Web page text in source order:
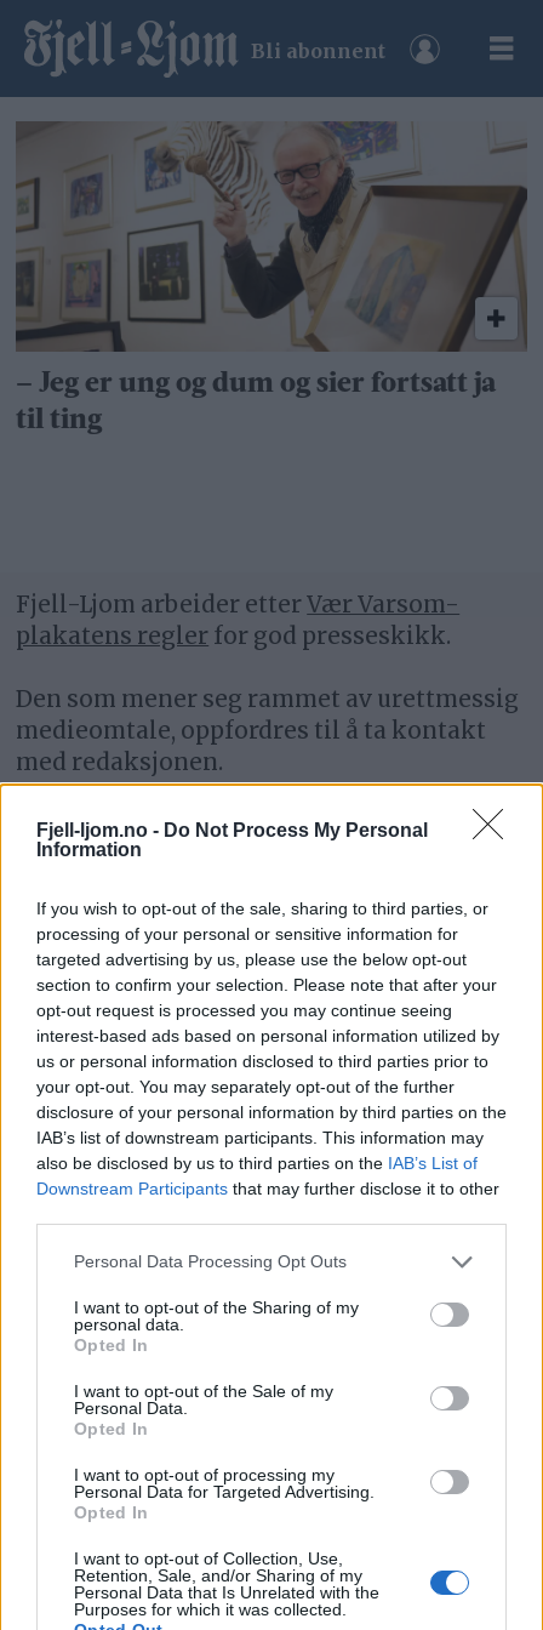
Fjell-ljom.no - Do Not Process My Personal
Information
If you wish to opt-out of the sale, sharing to third parties, or
processing of your personal or sensitive information for
targeted advertising by us, please use the below opt-out
section to confirm your selection. Please note that after your
opt-out request is processed you may continue seeing
interest-based ads based on personal information utilized by
us or personal information disclosed to third parties prior to
your opt-out. You may separately opt-out of the further
disclosure of your personal information by third parties on the
IAB’s list of downstream participants. This information may
also be disclosed by us to third parties on the IAB’s List of
Downstream Participants that may further disclose it to other
Personal Data Processing Opt Outs
I want to opt-out of the Sharing of my
personal data.
Opted In
I want to opt-out of the Sale of my
Personal Data.
Opted In
I want to opt-out of processing my
Personal Data for Targeted Advertising.
Opted In
I want to opt-out of Collection, Use,
Retention, Sale, and/or Sharing of my
Personal Data that Is Unrelated with the
Purposes for which it was collected.
Bli abonnent
Tag:
nikolaj
torgersen
– Jeg er ung og dum og sier fortsatt ja
til ting
Fjell-Ljom arbeider etterVær Varsom-
plakatens regler for god presseskikk.
Den som mener seg rammet av urettmessig
medieomtale, oppfordres til å ta kontakt
med redaksjonen.
Pressens Faglige Utvalg (PFU) er et
klageorgan som behandler klager mot
For informasjon om klageadgang, se:
www.presse.no
Fjell-Ljom har ikke ansvar for innhold på
eksterne nettsider som det lenkes til.
Det er ikke tillatt å kopiere fra siden eller
legge ut skjermdump av artikler.
lokalaviser (LLA)
Ansvarlig redaktør og daglig leder:
Liv Maren Mæhre Vold
Ekspedisjon:
Tlf: 72 40 65 90
E-post:redaksjon@fjell-ljom.no
E-post:annonse@fjell-ljom.no
Utgiver: